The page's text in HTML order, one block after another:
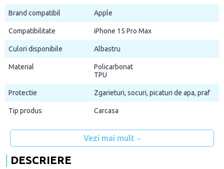
Brand compatibil Apple
Compatibilitate iPhone 15 Pro Max
Culori disponibile Albastru
Material
Policarbonat
TPU
Protectie Zgarieturi, socuri, picaturi de apa, praf
Tip produs Carcasa
Vezi mai mult
DESCRIERE